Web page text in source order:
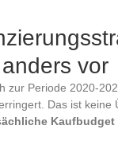
vor
zur Periode 2020-
Das ist